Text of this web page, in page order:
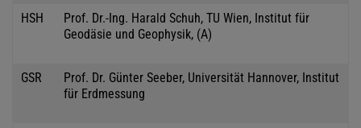
HSH
Prof. Dr.-Ing. Harald Schuh, TU Wien, Institut für
Geodäsie und Geophysik, (A)
GSR
Prof. Dr. Günter Seeber, Universität Hannover, Institut
für Erdmessung